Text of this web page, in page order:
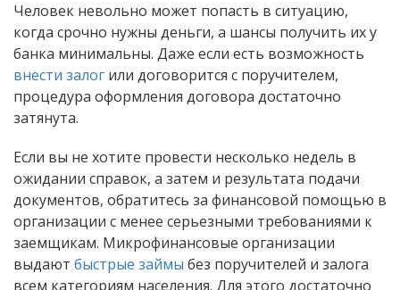
Человек невольно может попасть в ситуацию,
когда срочно нужны деньги, а шансы получить их у
банка минимальны. Даже если есть возможность
внести залог или договорится с поручителем,
процедура оформления договора достаточно
затянута.
Если вы не хотите провести несколько недель в
ожидании справок, а затем и результата подачи
документов, обратитесь за финансовой помощью в
организации с менее серьезными требованиями к
заемщикам. Микрофинансовые организации
выдают быстрые займы без поручителей и залога
всем категориям населения. Для этого достаточно